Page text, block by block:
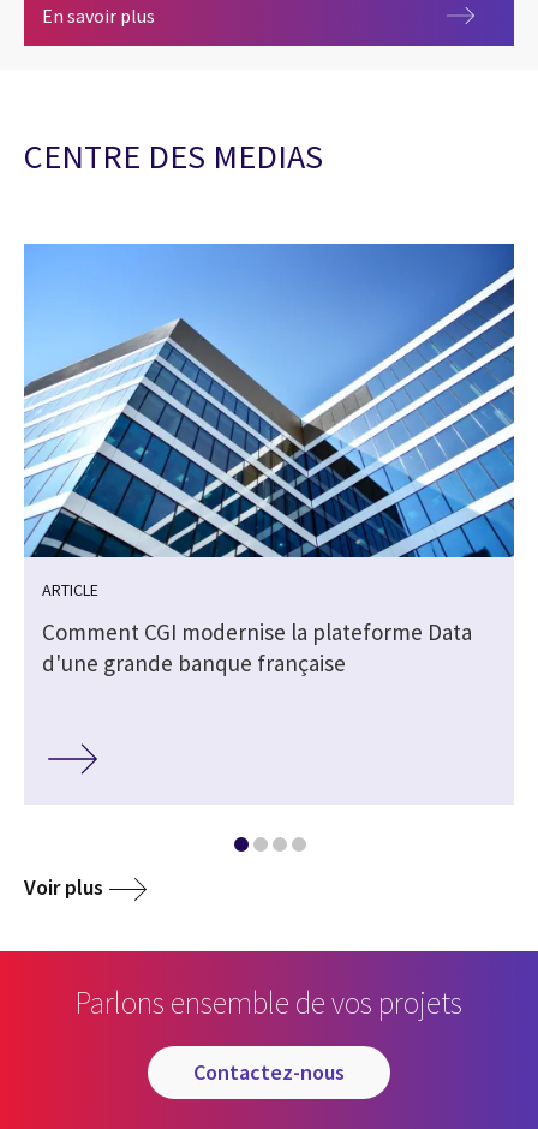
En savoir plus AMLD6 - Vers un élargissement des
CENTRE DES MEDIAS
ARTICLE
Comment CGI modernise la plateforme Data
d'une grande banque française
Voir plus
Parlons ensemble de vos projets
contactez-nous